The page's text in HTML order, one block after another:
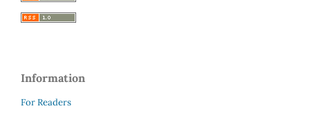
Information
For Readers